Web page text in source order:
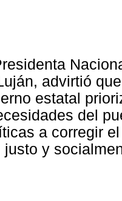
advirtió
estatal
del
a corregir
y